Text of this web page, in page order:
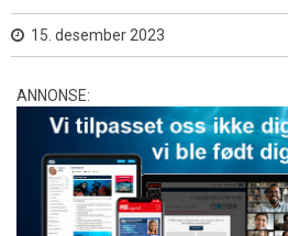
15. desember 2023
ANNONSE: